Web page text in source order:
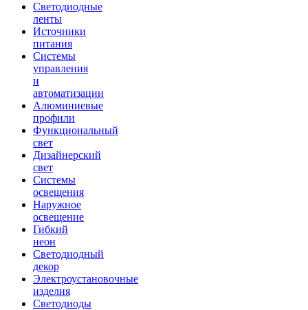
Светодиодные
ленты
Источники
питания
Системы
управления
и
автоматизации
Алюминиевые
профили
Функциональный
свет
Дизайнерский
свет
Системы
освещения
Наружное
освещение
Гибкий
неон
Светодиодный
декор
Электроустановочные
изделия
Светодиоды